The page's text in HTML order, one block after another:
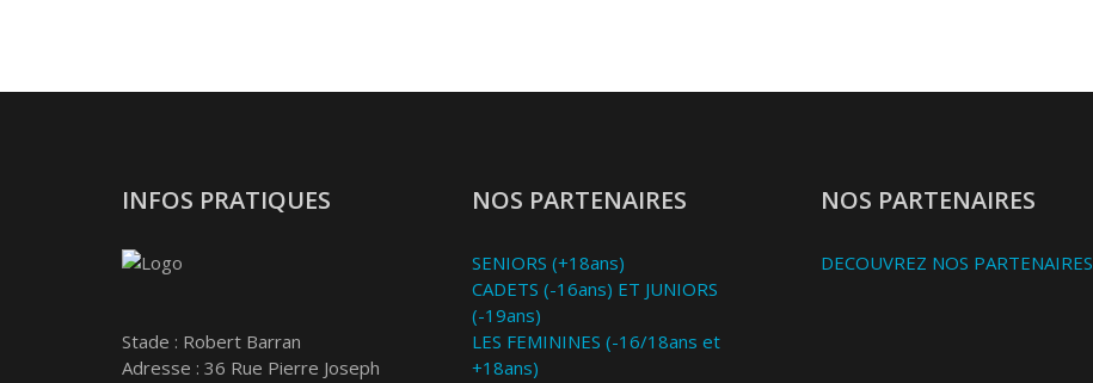
INFOS PRATIQUES
Stade : Robert Barran
Adresse : 36 Rue Pierre Joseph
NOS PARTENAIRES
SENIORS (+18ans)
CADETS (-16ans) ET JUNIORS
(-19ans)
LES FEMININES (-16/18ans et
+18ans)
NOS PARTENAIRES
DECOUVREZ NOS PARTENAIRES